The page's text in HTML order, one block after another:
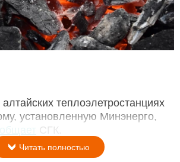
теплоэлетростанциях
установленную Минэнерго,
СГК.
Читать полностью